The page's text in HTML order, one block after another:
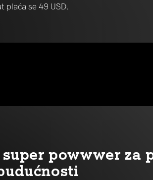
plaća se 49 USD.
powwwer za